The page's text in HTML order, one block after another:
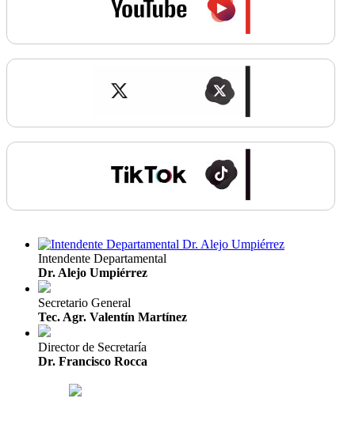
Intendente Departamental
Dr. Alejo Umpiérrez
Secretario General
Tec. Agr. Valentín Martínez
Director de Secretaría
Dr. Francisco Rocca